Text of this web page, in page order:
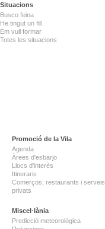
Situacions
Busco feina
He tingut un fill
Em vull formar
Totes les situacions
Promoció de la Vila
Agenda
Àrees d'esbarjo
Llocs d'interès
Itineraris
Comerços, restaurants i serveis
privats
Miscel·lània
Predicció meteorològica